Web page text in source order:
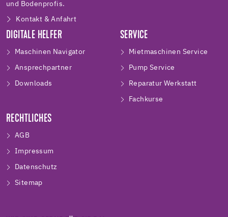
und Bodenprofis.
Kontakt & Anfahrt
DIGITALE HELFER
Maschinen Navigator
Ansprechpartner
Downloads
SERVICE
Mietmaschinen Service
Pump Service
Reparatur Werkstatt
Fachkurse
RECHTLICHES
AGB
Impressum
Datenschutz
Sitemap